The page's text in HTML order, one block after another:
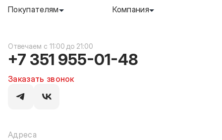
Покупателям Компания
c 11:00 до 21:00
+7 351 955-01-48
Заказать звонок
Адреса